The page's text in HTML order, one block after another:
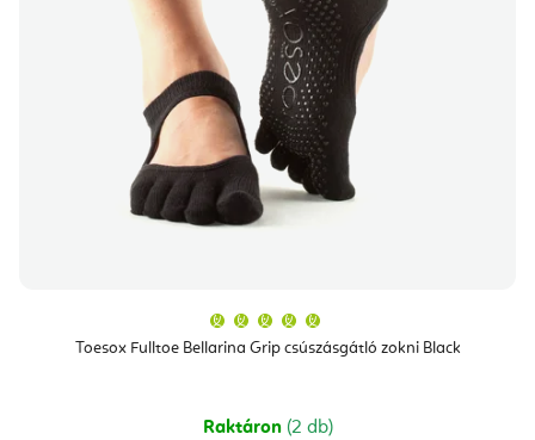
Toesox Fulltoe Bellarina Grip csúszásgátló zokni Black
átlagos
értékelése
csillag.
Raktáron (2 db)